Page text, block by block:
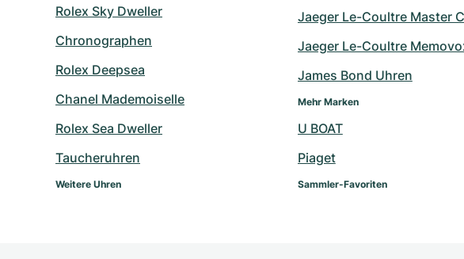
Rolex Sky Dweller
Chronographen
Rolex Deepsea
Chanel Mademoiselle
Rolex Sea Dweller
Taucheruhren
Weitere Uhren
Jaeger Le-Coultre Master
Jaeger Le-Coultre
James Bond Uhren
Mehr Marken
U BOAT
Piaget
Sammler-Favoriten